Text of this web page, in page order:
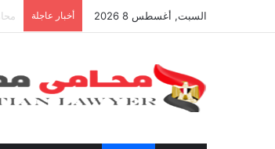
السبت, أغسطس 8 2026 أخبار عاجلة